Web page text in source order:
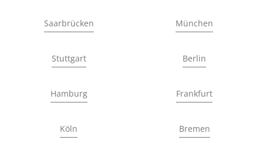
Saarbrücken München
Stuttgart Berlin
Hamburg Frankfurt
Köln Bremen